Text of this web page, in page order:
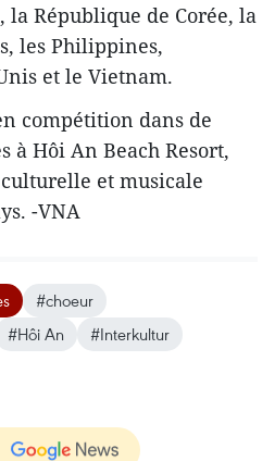
République de Corée, la
les Philippines,
et le Vietnam.
compétition dans de
à Hôi An Beach Resort,
et musicale
-VNA
#choeur
#Hôi An #Interkultur